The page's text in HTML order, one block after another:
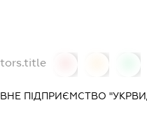
ПІДПРИЄМСТВО